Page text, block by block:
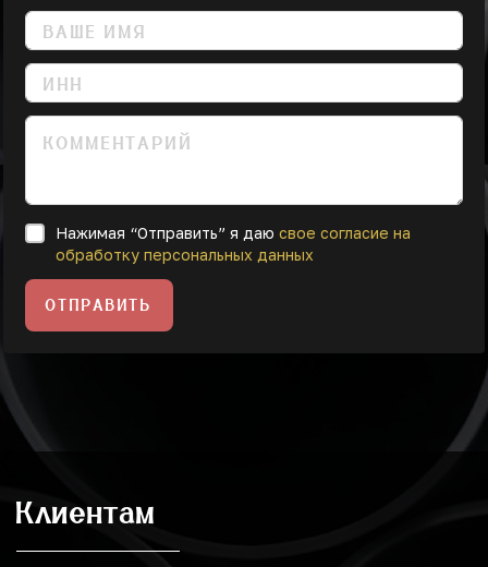
Нажимая “Отправить” я даю свое согласие на
обработку персональных данных
ОТПРАВИТЬ
Клиентам